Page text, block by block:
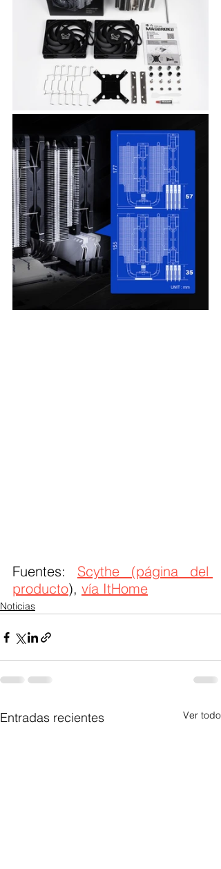
Fuentes: Scythe (página del
producto), vía ItHome
Noticias
Entradas recientes Ver todo